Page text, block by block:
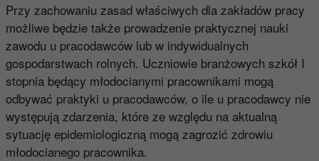
Przy zachowaniu zasad właściwych dla zakładów pracy
możliwe będzie także prowadzenie praktycznej nauki
zawodu u pracodawców lub w indywidualnych
gospodarstwach rolnych. Uczniowie branżowych szkół I
stopnia będący młodocianymi pracownikami mogą
odbywać praktyki u pracodawców, o ile u pracodawcy nie
występują zdarzenia, które ze względu na aktualną
sytuację epidemiologiczną mogą zagrozić zdrowiu
młodocianego pracownika.